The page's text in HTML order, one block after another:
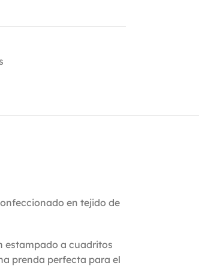
en tejido de
estampado a cuadritos
prenda perfecta para el